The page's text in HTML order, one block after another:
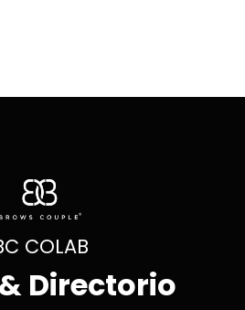
COLAB
Directorio